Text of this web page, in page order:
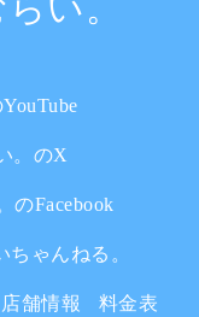
。のX
のFacebook
ちゃんねる。
店舗情報 料金表